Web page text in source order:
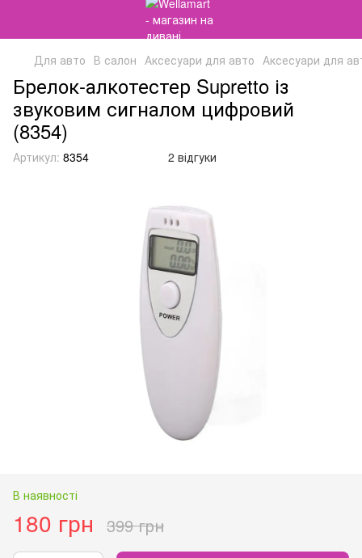
Для авто В салон Аксесуари для авто Аксесуари для
Брелок-алкотестер Supretto із
звуковим сигналом цифровий
(8354)
Артикул: 8354 2 відгуки
В наявності
180 грн 399 грн